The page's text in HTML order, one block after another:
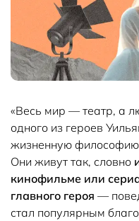
«Весь мир — театр, а
одного из героев
жизненную
Они живут так, словно
кинофильме или
главного героя —
стал популярным